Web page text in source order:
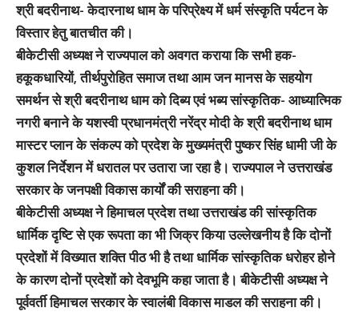
श्री बदरीनाथ- केदारनाथ धाम के परिप्रेक्ष्य में धर्म संस्कृति पर्यटन के
विस्तार हेतु बातचीत की।
बीकेटीसी अध्यक्ष ने राज्यपाल को अवगत कराया कि सभी हक-
हकूकधारियों, तीर्थपुरोहित समाज तथा आम जन मानस के सहयोग
समर्थन से श्री बदरीनाथ धाम को दिब्य एवं भब्य सांस्कृतिक- आध्यात्मिक
नगरी बनाने के यशस्वी प्रधानमंत्री नरेंद्र मोदी के श्री बदरीनाथ धाम
मास्टर प्लान के संकल्प को प्रदेश के मुख्यमंत्री पुष्कर सिंह धामी जी के
कुशल निर्देशन में धरातल पर उतारा जा रहा है। राज्यपाल ने उत्तराखंड
सरकार के जनपक्षी विकास कार्यों की सराहना की।
बीकेटीसी अध्यक्ष ने हिमाचल प्रदेश तथा उत्तराखंड की सांस्कृतिक
धार्मिक दृष्टि से एक रूपता का भी जिक्र किया उल्लेखनीय है कि दोनों
प्रदेशों में विख्यात शक्ति पीठ भी है तथा धार्मिक सांस्कृतिक धरोहर होने
के कारण दोनों प्रदेशों को देवभूमि कहा जाता है। बीकेटीसी अध्यक्ष ने
पूर्ववर्ती हिमाचल सरकार के स्वालंबी विकास माडल की सराहना की।